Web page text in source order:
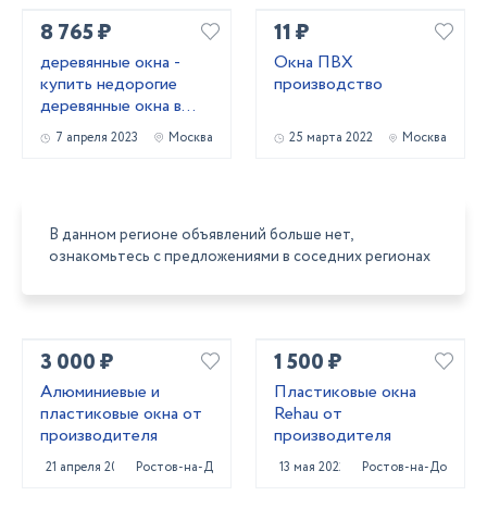
8 765 ₽
деревянные окна -
купить недорогие
деревянные окна в
Москве и
Московской области
7 апреля 2023 Москва
11 ₽
Окна ПВХ
производство
25 марта 2022 Москва
В данном регионе объявлений больше нет,
ознакомьтесь с предложениями в соседних регионах
3 000 ₽
Алюминиевые и
пластиковые окна от
производителя
21 апреля 2022 Ростов-на-Дону
1 500 ₽
Пластиковые окна
Rehau от
производителя
13 мая 2022 Ростов-на-Дону